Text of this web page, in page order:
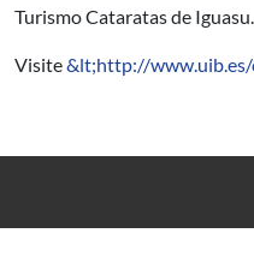
Turismo Cataratas de Iguasu.
Visite&lt;http://www.uib.es/